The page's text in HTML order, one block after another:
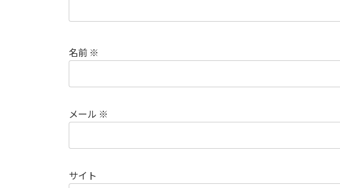
名前 ※
メール ※
サイト